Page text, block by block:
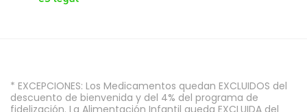
* EXCEPCIONES: Los Medicamentos quedan EXCLUIDOS del
descuento de bienvenida y del 4% del programa de
fidelización. La Alimentación Infantil queda EXCLUIDA del